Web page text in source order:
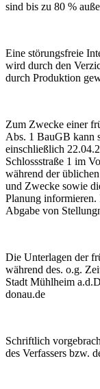
sind bis zu 80 %
Eine störungsfreie
wird durch den
durch Produktion
Zum Zwecke einer
Abs. 1 BauGB kann
einschließlich
Schlossstraße 1 im
während der
und Zwecke sowie
Planung informieren.
Abgabe von
Die Unterlagen der
während des. o.g.
Stadt Mühlheim
donau.de
Schriftlich
des Verfassers bzw.